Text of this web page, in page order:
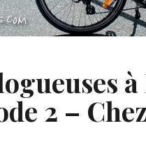
à
2 –